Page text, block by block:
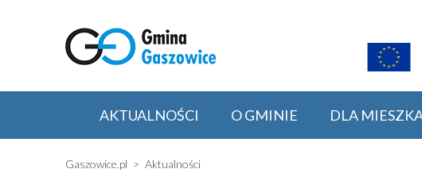
AKTUALNOŚCI O GMINIE DLA
Gaszowice.pl Aktualności